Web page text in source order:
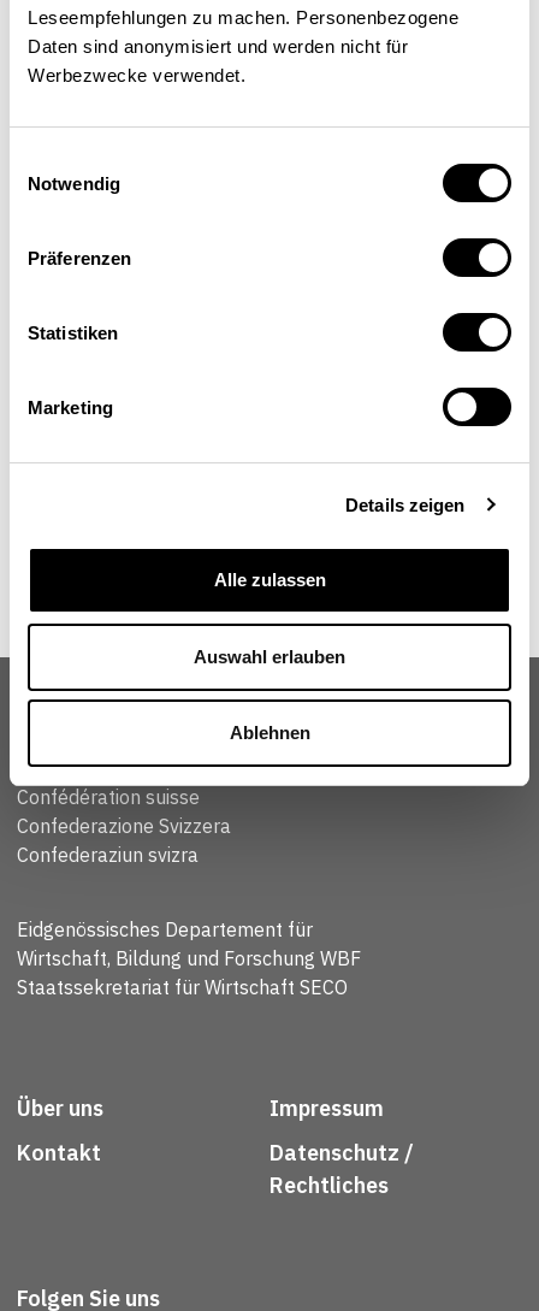
Leseempfehlungen zu machen. Personenbezogene
Daten sind anonymisiert und werden nicht für
Werbezwecke verwendet.
Notwendig
Präferenzen
Statistiken
Marketing
Details zeigen
Alle zulassen
Auswahl erlauben
Ablehnen
Leiterin der Abteilung Gesundheit, Direktion für
Angelegenheiten, Organisation für wirtschaftliche
Zusammenarbeit und Entwicklung (OECD), Paris
Schweizerische Eidgenossenschaft
Confédération suisse
Confederazione Svizzera
Confederaziun svizra
Eidgenössisches Departement für
Wirtschaft, Bildung und Forschung WBF
Staatssekretariat für Wirtschaft SECO
Über uns
Kontakt
Impressum
Datenschutz /
Rechtliches
Folgen Sie uns